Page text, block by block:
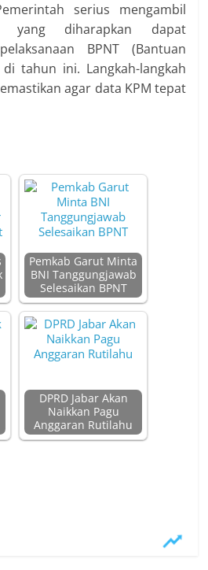
serius mengambil
yang diharapkan dapat
BPNT (Bantuan
tahun ini. Langkah-langkah
agar data KPM tepat
Pemkab Garut Minta
BNI Tanggungjawab
Selesaikan BPNT
DPRD Jabar Akan
Naikkan Pagu
Anggaran Rutilahu